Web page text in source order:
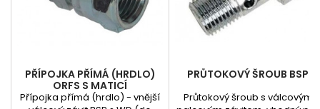
PŘÍPOJKA PŘÍMÁ (HRDLO)
ORFS S MATICÍ
Přípojka přímá (hrdlo) - vnější
PRŮTOKOVÝ ŠROUB BSP
Průtokový šroub s válcovým